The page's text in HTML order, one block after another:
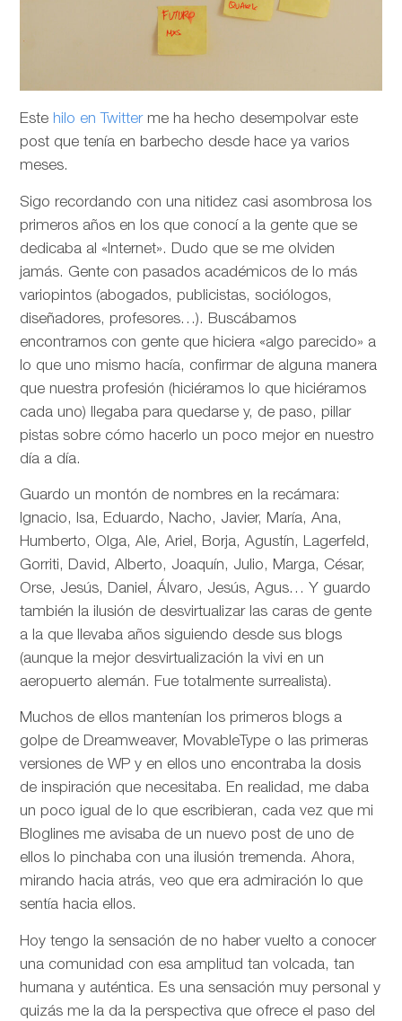
Este hilo en Twitterme ha hecho desempolvar este
post que tenía en barbecho desde hace ya varios
meses.
Sigo recordando con una nitidez casi asombrosa los
primeros años en los que conocí a la gente que se
dedicaba al «Internet». Dudo que se me olviden
jamás. Gente con pasados académicos de lo más
variopintos (abogados, publicistas, sociólogos,
diseñadores, profesores…). Buscábamos
encontrarnos con gente que hiciera «algo parecido» a
lo que uno mismo hacía, confirmar de alguna manera
que nuestra profesión (hiciéramos lo que hiciéramos
cada uno) llegaba para quedarse y, de paso, pillar
pistas sobre cómo hacerlo un poco mejor en nuestro
día a día.
Guardo un montón de nombres en la recámara:
Ignacio, Isa, Eduardo, Nacho, Javier, María, Ana,
Humberto, Olga, Ale, Ariel, Borja, Agustín, Lagerfeld,
Gorriti, David, Alberto, Joaquín, Julio, Marga, César,
Orse, Jesús, Daniel, Álvaro, Jesús, Agus… Y guardo
también la ilusión de desvirtualizar las caras de gente
a la que llevaba años siguiendo desde sus blogs
(aunque la mejor desvirtualización la vivi en un
aeropuerto alemán. Fue totalmente surrealista).
Muchos de ellos mantenían los primeros blogs a
golpe de Dreamweaver, MovableType o las primeras
versiones de WP y en ellos uno encontraba la dosis
de inspiración que necesitaba. En realidad, me daba
un poco igual de lo que escribieran, cada vez que mi
Bloglines me avisaba de un nuevo post de uno de
ellos lo pinchaba con una ilusión tremenda. Ahora,
mirando hacia atrás, veo que era admiración lo que
sentía hacia ellos.
Hoy tengo la sensación de no haber vuelto a conocer
una comunidad con esa amplitud tan volcada, tan
humana y auténtica. Es una sensación muy personal y
quizás me la da la perspectiva que ofrece el paso del